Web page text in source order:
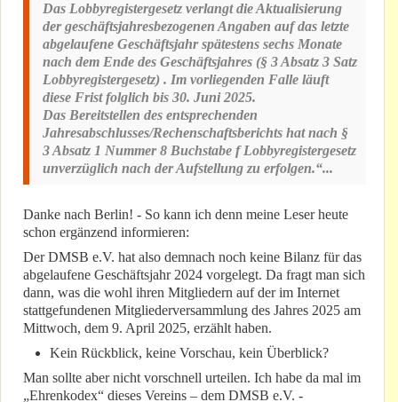
Das Lobbyregistergesetz verlangt die Aktualisierung
der geschäftsjahresbezogenen Angaben auf das letzte
abgelaufene Geschäftsjahr spätestens sechs Monate
nach dem Ende des Geschäftsjahres (§ 3 Absatz 3 Satz
Lobbyregistergesetz) . Im vorliegenden Falle läuft
diese Frist folglich bis 30. Juni 2025.
Das Bereitstellen des entsprechenden
Jahresabschlusses/Rechenschaftsberichts hat nach §
3 Absatz 1 Nummer 8 Buchstabe f Lobbyregistergesetz
unverzüglich nach der Aufstellung zu erfolgen.“...
Danke nach Berlin! - So kann ich denn meine Leser heute
schon ergänzend informieren:
Der DMSB e.V. hat also demnach noch keine Bilanz für das
abgelaufene Geschäftsjahr 2024 vorgelegt. Da fragt man sich
dann, was die wohl ihren Mitgliedern auf der im Internet
stattgefundenen Mitgliederversammlung des Jahres 2025 am
Mittwoch, dem 9. April 2025, erzählt haben.
Kein Rückblick, keine Vorschau, kein Überblick?
Man sollte aber nicht vorschnell urteilen. Ich habe da mal im
„Ehrenkodex“ dieses Vereins – dem DMSB e.V. -